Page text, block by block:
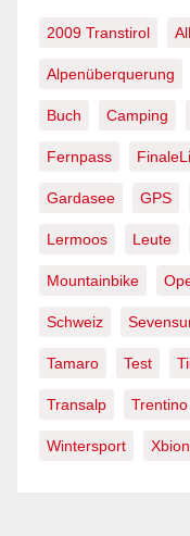
2009 Transtirol
Alpenüberquerung
Buch Camping
Fernpass
Gardasee GPS
Lermoos Leute
Mountainbike
Schweiz
Tamaro Test
Transalp Trentino
Wintersport